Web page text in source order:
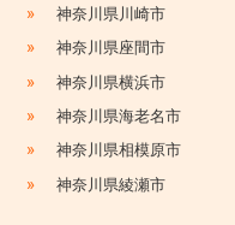
» 神奈川県川崎市
» 神奈川県座間市
» 神奈川県横浜市
» 神奈川県海老名市
» 神奈川県相模原市
» 神奈川県綾瀬市